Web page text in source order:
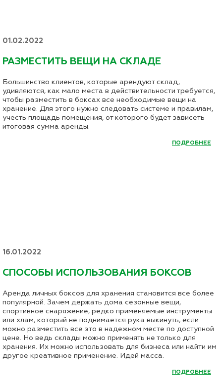
01.02.2022
РАЗМЕСТИТЬ ВЕЩИ НА СКЛАДЕ
Большинство клиентов, которые арендуют склад,
удивляются, как мало места в действительности требуется,
чтобы разместить в боксах все необходимые вещи на
хранение. Для этого нужно следовать системе и правилам,
учесть площадь помещения, от которого будет зависеть
итоговая сумма аренды.
ПОДРОБНЕЕ
16.01.2022
CПОСОБЫ ИСПОЛЬЗОВАНИЯ БОКСОВ
Аренда личных боксов для хранения становится все более
популярной. Зачем держать дома сезонные вещи,
спортивное снаряжение, редко применяемые инструменты
или хлам, который не поднимается рука выкинуть, если
можно разместить все это в надежном месте по доступной
цене. Но ведь склады можно применять не только для
хранения. Их можно использовать для бизнеса или найти им
другое креативное применение. Идей масса.
ПОДРОБНЕЕ